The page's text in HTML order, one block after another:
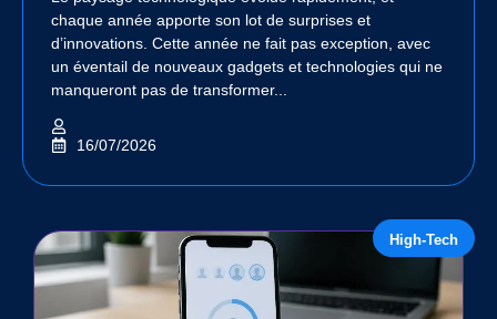
chaque année apporte son lot de surprises et
d’innovations. Cette année ne fait pas exception, avec
un éventail de nouveaux gadgets et technologies qui ne
manqueront pas de transformer...
16/07/2026
High-Tech